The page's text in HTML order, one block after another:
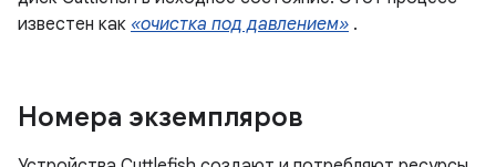
известен как «очистка под давлением» .
Номера экземпляров